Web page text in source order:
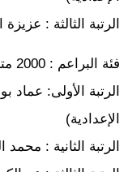
الرتبة الثالثة :
فئة البراعم : 2000 متر
الرتبة الأولى:
الإعدادية)
الرتبة الثانية :